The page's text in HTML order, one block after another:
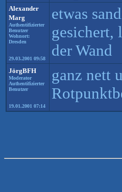
Alexander
Marg
Authentifizierter
Benutzer
Wohnort:
Dresden
29.03.2001 09:58
etwas
gesichert,
der Wand
JörgBFH
Moderator
Authentifizierter
Benutzer
19.01.2001 07:14
ganz nett